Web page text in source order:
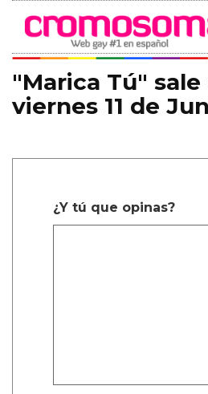
"Marica Tú"
viernes 11 de
¿Y tú que opinas?